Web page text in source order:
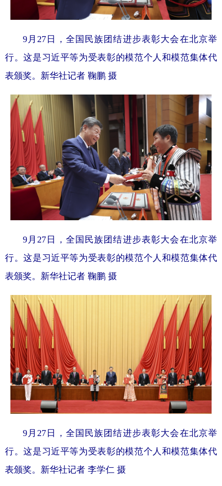
9月27日，全国民族团结进步表彰大会在北京举
行。这是习近平等为受表彰的模范个人和模范集体代
表颁奖。新华社记者 鞠鹏 摄
9月27日，全国民族团结进步表彰大会在北京举
行。这是习近平等为受表彰的模范个人和模范集体代
表颁奖。新华社记者 鞠鹏 摄
9月27日，全国民族团结进步表彰大会在北京举
行。这是习近平等为受表彰的模范个人和模范集体代
表颁奖。新华社记者 李学仁 摄